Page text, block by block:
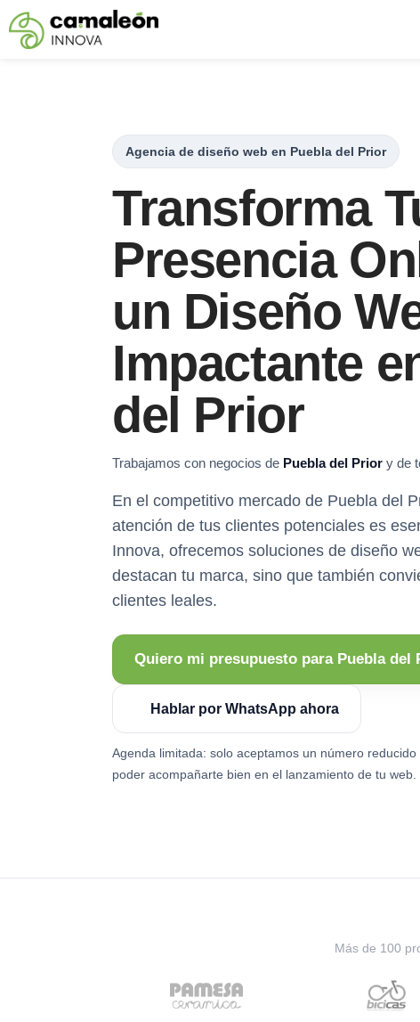
Saltar
Agencia de diseño web en Puebla del Prior
Transforma
Presencia
un Diseño
Impactante
del Prior
Trabajamos con negocios de Puebla del Prior y de
En el competitivo mercado de Puebla del
atención de tus clientes potenciales es
Innova, ofrecemos soluciones de diseño
destacan tu marca, sino que también
clientes leales.
Quiero mi presupuesto para Puebla del
Hablar por WhatsApp ahora
Agenda limitada: solo aceptamos un número
poder acompañarte bien en el lanzamiento de tu web.
Más de 100